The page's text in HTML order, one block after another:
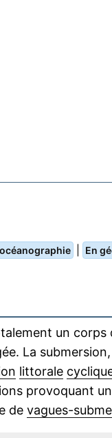
En
un corps
La
littorale
provoquant
de vagues-